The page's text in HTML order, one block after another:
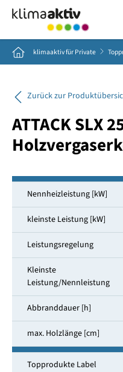
Home klimaaktiv für Private
Zurück zur
ATTACK SLX
Nennheizleistung [kW]
kleinste Leistung [kW]
Leistungsregelung
Kleinste
Leistung/Nennleistung
Abbranddauer [h]
max. Holzlänge [cm]
Topprodukte Label